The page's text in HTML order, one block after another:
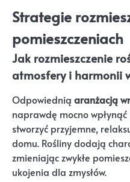
Strategie
pomieszczeniach
Jak rozmieszczenie
atmosfery i harmonii
Odpowiednią aranżacją
naprawdę mocno
stworzyć przyjemne,
domu. Rośliny dodają
zmieniając zwykłe
ukojenia dla zmysłów.